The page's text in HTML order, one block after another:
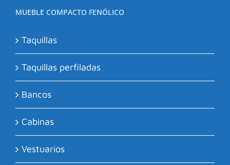
MUEBLE COMPACTO FENÓLICO
Taquillas
Taquillas perfiladas
Bancos
Cabinas
Vestuarios